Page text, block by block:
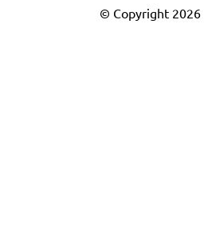
© Copyright 2026